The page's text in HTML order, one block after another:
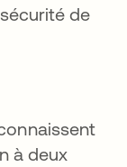
de
à deux